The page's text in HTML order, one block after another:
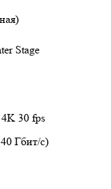
Stage
30 fps
Гбит/с)